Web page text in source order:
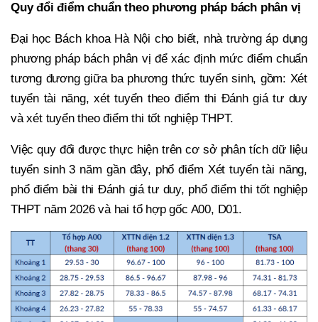
Quy đổi điểm chuẩn theo phương pháp bách phân vị
Đại học Bách khoa Hà Nội cho biết, nhà trường áp dụng
phương pháp bách phân vị để xác định mức điểm chuẩn
tương đương giữa ba phương thức tuyển sinh, gồm: Xét
tuyển tài năng, xét tuyển theo điểm thi Đánh giá tư duy
và xét tuyển theo điểm thi tốt nghiệp THPT.
Việc quy đổi được thực hiện trên cơ sở phân tích dữ liệu
tuyển sinh 3 năm gần đây, phổ điểm Xét tuyển tài năng,
phổ điểm bài thi Đánh giá tư duy, phổ điểm thi tốt nghiệp
THPT năm 2026 và hai tổ hợp gốc A00, D01.